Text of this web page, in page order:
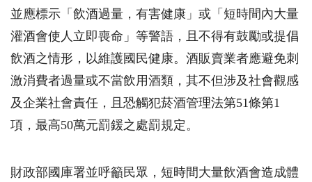
並應標示「飲酒過量，有害健康」或「短時間內大量
灌酒會使人立即喪命」等警語，且不得有鼓勵或提倡
飲酒之情形，以維護國民健康。酒販賣業者應避免刺
激消費者過量或不當飲用酒類，其不但涉及社會觀感
及企業社會責任，且恐觸犯菸酒管理法第51條第1
項，最高50萬元罰鍰之處罰規定。
財政部國庫署並呼籲民眾，短時間大量飲酒會造成體